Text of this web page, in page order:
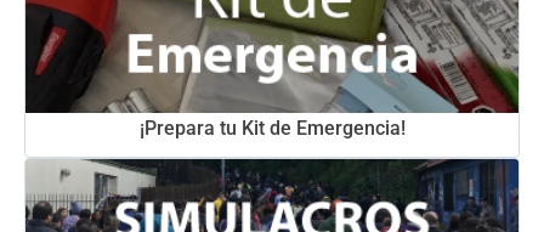
¡Prepara tu Kit de Emergencia!